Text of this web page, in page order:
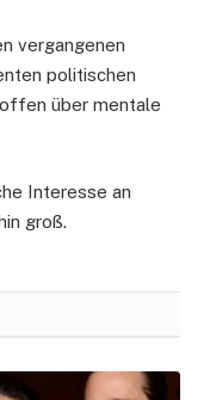
vergangenen
politischen
über mentale
Interesse an
groß.